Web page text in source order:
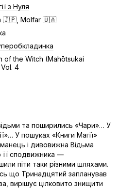
з Нуля
🇯🇵 Molfar 🇺🇦
of the Witch (Mahōtsukai
4
та поширились «Чари»… У
У пошуках «Книги Магії»
і дивовижна Відьма
її сподвижника —
піти таки різними шляхами.
що Тринадцятий запланував
вирішує цілковито знищити